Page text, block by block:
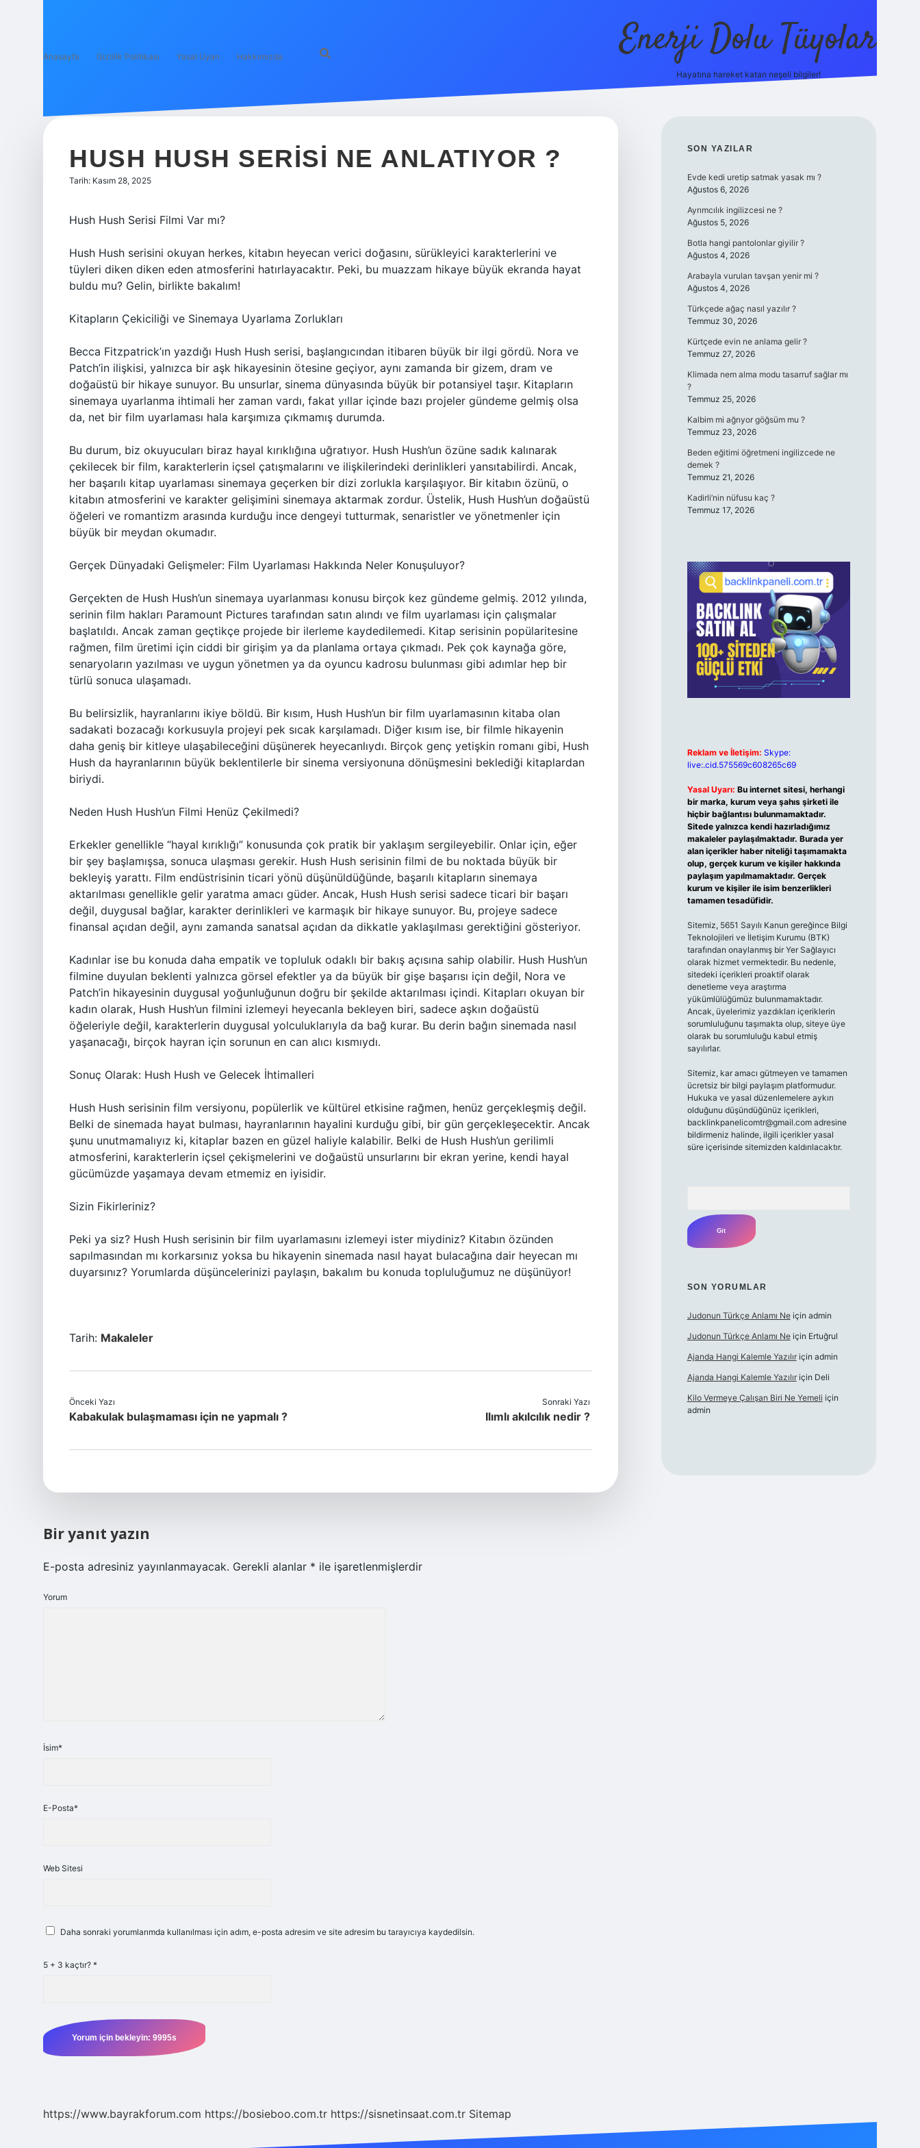
Anasayfa Gizlilik Politikası Yasal Uyarı Hakkımızda Enerji Dolu Tüyolar
Hayatına hareket katan neşeli bilgiler!
HUSH HUSH SERISI NE ANLATIYOR ?
Tarih: Kasım 28, 2025
Hush Hush Serisi Filmi Var mı?
Hush Hush serisini okuyan herkes, kitabın heyecan verici doğasını, sürükleyici karakterlerini ve
tüyleri diken diken eden atmosferini hatırlayacaktır. Peki, bu muazzam hikaye büyük ekranda hayat
buldu mu? Gelin, birlikte bakalım!
Kitapların Çekiciliği ve Sinemaya Uyarlama Zorlukları
Becca Fitzpatrick’ın yazdığı Hush Hush serisi, başlangıcından itibaren büyük bir ilgi gördü. Nora ve
Patch’in ilişkisi, yalnızca bir aşk hikayesinin ötesine geçiyor, aynı zamanda bir gizem, dram ve
doğaüstü bir hikaye sunuyor. Bu unsurlar, sinema dünyasında büyük bir potansiyel taşır. Kitapların
sinemaya uyarlanma ihtimali her zaman vardı, fakat yıllar içinde bazı projeler gündeme gelmiş olsa
da, net bir film uyarlaması hala karşımıza çıkmamış durumda.
Bu durum, biz okuyucuları biraz hayal kırıklığına uğratıyor. Hush Hush’un özüne sadık kalınarak
çekilecek bir film, karakterlerin içsel çatışmalarını ve ilişkilerindeki derinlikleri yansıtabilirdi. Ancak,
her başarılı kitap uyarlaması sinemaya geçerken bir dizi zorlukla karşılaşıyor. Bir kitabın özünü, o
kitabın atmosferini ve karakter gelişimini sinemaya aktarmak zordur. Üstelik, Hush Hush’un doğaüstü
öğeleri ve romantizm arasında kurduğu ince dengeyi tutturmak, senaristler ve yönetmenler için
büyük bir meydan okumadır.
Gerçek Dünyadaki Gelişmeler: Film Uyarlaması Hakkında Neler Konuşuluyor?
Gerçekten de Hush Hush’un sinemaya uyarlanması konusu birçok kez gündeme gelmiş. 2012 yılında,
serinin film hakları Paramount Pictures tarafından satın alındı ve film uyarlaması için çalışmalar
başlatıldı. Ancak zaman geçtikçe projede bir ilerleme kaydedilemedi. Kitap serisinin popülaritesine
rağmen, film üretimi için ciddi bir girişim ya da planlama ortaya çıkmadı. Pek çok kaynağa göre,
senaryoların yazılması ve uygun yönetmen ya da oyuncu kadrosu bulunması gibi adımlar hep bir
türlü sonuca ulaşamadı.
Bu belirsizlik, hayranlarını ikiye böldü. Bir kısım, Hush Hush’un bir film uyarlamasının kitaba olan
sadakati bozacağı korkusuyla projeyi pek sıcak karşılamadı. Diğer kısım ise, bir filmle hikayenin
daha geniş bir kitleye ulaşabileceğini düşünerek heyecanlıydı. Birçok genç yetişkin romanı gibi, Hush
Hush da hayranlarının büyük beklentilerle bir sinema versiyonuna dönüşmesini beklediği kitaplardan
biriydi.
Neden Hush Hush’un Filmi Henüz Çekilmedi?
Erkekler genellikle “hayal kırıklığı” konusunda çok pratik bir yaklaşım sergileyebilir. Onlar için, eğer
bir şey başlamışsa, sonuca ulaşması gerekir. Hush Hush serisinin filmi de bu noktada büyük bir
bekleyiş yarattı. Film endüstrisinin ticari yönü düşünüldüğünde, başarılı kitapların sinemaya
aktarılması genellikle gelir yaratma amacı güder. Ancak, Hush Hush serisi sadece ticari bir başarı
değil, duygusal bağlar, karakter derinlikleri ve karmaşık bir hikaye sunuyor. Bu, projeye sadece
finansal açıdan değil, aynı zamanda sanatsal açıdan da dikkatle yaklaşılması gerektiğini gösteriyor.
Kadınlar ise bu konuda daha empatik ve topluluk odaklı bir bakış açısına sahip olabilir. Hush Hush’un
filmine duyulan beklenti yalnızca görsel efektler ya da büyük bir gişe başarısı için değil, Nora ve
Patch’in hikayesinin duygusal yoğunluğunun doğru bir şekilde aktarılması içindi. Kitapları okuyan bir
kadın olarak, Hush Hush’un filmini izlemeyi heyecanla bekleyen biri, sadece aşkın doğaüstü
öğeleriyle değil, karakterlerin duygusal yolculuklarıyla da bağ kurar. Bu derin bağın sinemada nasıl
yaşanacağı, birçok hayran için sorunun en can alıcı kısmıydı.
Sonuç Olarak: Hush Hush ve Gelecek İhtimalleri
Hush Hush serisinin film versiyonu, popülerlik ve kültürel etkisine rağmen, henüz gerçekleşmiş değil.
Belki de sinemada hayat bulması, hayranlarının hayalini kurduğu gibi, bir gün gerçekleşecektir. Ancak
şunu unutmamalıyız ki, kitaplar bazen en güzel haliyle kalabilir. Belki de Hush Hush’un gerilimli
atmosferini, karakterlerin içsel çekişmelerini ve doğaüstü unsurlarını bir ekran yerine, kendi hayal
gücümüzde yaşamaya devam etmemiz en iyisidir.
Sizin Fikirleriniz?
Peki ya siz? Hush Hush serisinin bir film uyarlamasını izlemeyi ister miydiniz? Kitabın özünden
sapılmasından mı korkarsınız yoksa bu hikayenin sinemada nasıl hayat bulacağına dair heyecan mı
duyarsınız? Yorumlarda düşüncelerinizi paylaşın, bakalım bu konuda topluluğumuz ne düşünüyor!
Tarih: Makaleler
Önceki Yazı
Kabakulak bulaşmaması için ne yapmalı ?
Sonraki Yazı
Ilımlı akılcılık nedir ?
Bir yanıt yazın
E-posta adresiniz yayınlanmayacak. Gerekli alanlar * ile işaretlenmişlerdir
Yorum
İsim*
E-Posta*
Web Sitesi
Daha sonraki yorumlarımda kullanılması için adım, e-posta adresim ve site adresim bu tarayıcıya kaydedilsin.
5 + 3 kaçtır? *
https://www.bayrakforum.com https://bosieboo.com.tr https://sisnetinsaat.com.tr Sitemap
SIDEBAR
SON YAZILAR
Evde kedi uretip satmak yasak mı ?
Ağustos 6, 2026
Ayrımcılık ingilizcesi ne ?
Ağustos 5, 2026
Botla hangi pantolonlar giyilir ?
Ağustos 4, 2026
Arabayla vurulan tavşan yenir mi ?
Ağustos 4, 2026
Türkçede ağaç nasıl yazılır ?
Temmuz 30, 2026
Kürtçede evin ne anlama gelir ?
Temmuz 27, 2026
Klimada nem alma modu tasarruf sağlar mı
?
Temmuz 25, 2026
Kalbim mi ağrıyor göğsüm mu ?
Temmuz 23, 2026
Beden eğitimi öğretmeni ingilizcede ne
demek ?
Temmuz 21, 2026
Kadirli’nin nüfusu kaç ?
Temmuz 17, 2026
Reklam ve İletişim: Skype:
live:.cid.575569c608265c69
Yasal Uyarı: Bu internet sitesi, herhangi
bir marka, kurum veya şahıs şirketi ile
hiçbir bağlantısı bulunmamaktadır.
Sitede yalnızca kendi hazırladığımız
makaleler paylaşılmaktadır. Burada yer
alan içerikler haber niteliği taşımamakta
olup, gerçek kurum ve kişiler hakkında
paylaşım yapılmamaktadır. Gerçek
kurum ve kişiler ile isim benzerlikleri
tamamen tesadüfidir.
Sitemiz, 5651 Sayılı Kanun gereğince Bilgi
Teknolojileri ve İletişim Kurumu (BTK)
tarafından onaylanmış bir Yer Sağlayıcı
olarak hizmet vermektedir. Bu nedenle,
sitedeki içerikleri proaktif olarak
denetleme veya araştırma
yükümlülüğümüz bulunmamaktadır.
Ancak, üyelerimiz yazdıkları içeriklerin
sorumluluğunu taşımakta olup, siteye üye
olarak bu sorumluluğu kabul etmiş
sayılırlar.
Sitemiz, kar amacı gütmeyen ve tamamen
ücretsiz bir bilgi paylaşım platformudur.
Hukuka ve yasal düzenlemelere aykırı
olduğunu düşündüğünüz içerikleri,
backlinkpanelicomtr@gmail.comadresine
bildirmeniz halinde, ilgili içerikler yasal
süre içerisinde sitemizden kaldırılacaktır.
SON YORUMLAR
Judonun Türkçe Anlamı Neiçin admin
Judonun Türkçe Anlamı Neiçin Ertuğrul
Ajanda Hangi Kalemle Yazılıriçin admin
Ajanda Hangi Kalemle Yazılıriçin Deli
Kilo Vermeye Çalışan Biri Ne Yemeli için
admin